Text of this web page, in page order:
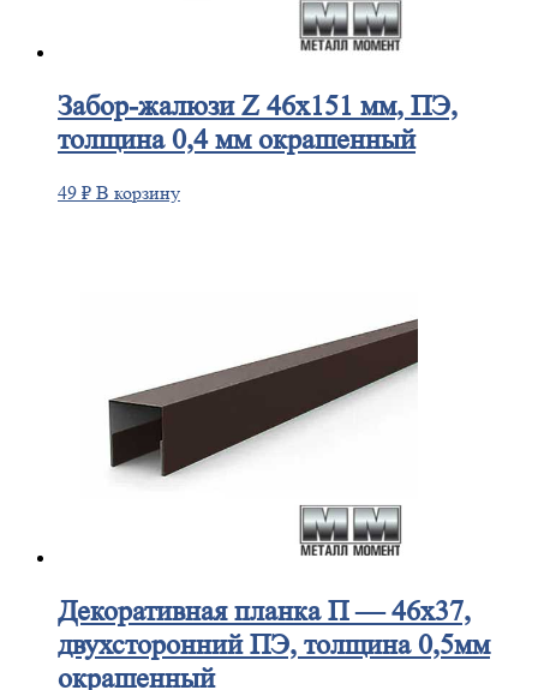
Забор-жалюзиZ 46х151 мм, ПЭ,
толщина 0,4 мм окрашенный
49 ₽ В корзину
Декоративнаяпланка П — 46х37,
двухсторонний ПЭ, толщина 0,5мм
окрашенный